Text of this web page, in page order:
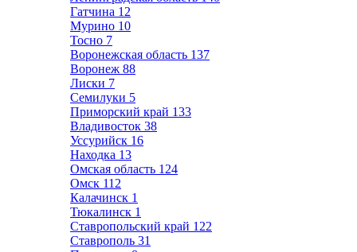
Гатчина 12
Мурино 10
Тосно 7
Воронежская область 137
Воронеж 88
Лиски 7
Семилуки 5
Приморский край 133
Владивосток 38
Уссурийск 16
Находка 13
Омская область 124
Омск 112
Калачинск 1
Тюкалинск 1
Ставропольский край 122
Ставрополь 31